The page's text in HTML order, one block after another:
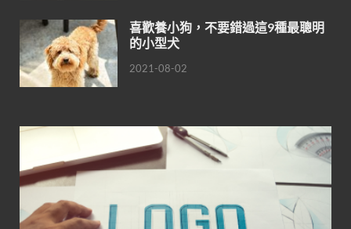
喜歡養小狗，不要錯過這9種最聰明
的小型犬
2021-08-02